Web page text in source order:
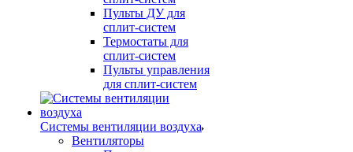
Пульты ДУ для
сплит-систем
Термостаты для
сплит-систем
Пульты управления
для сплит-систем
Системы вентиляции воздуха
Вентиляторы